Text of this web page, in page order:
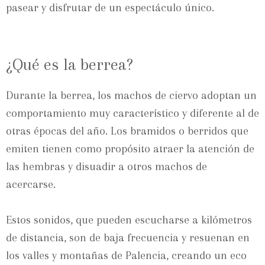
pasear y disfrutar de un espectáculo único.
¿Qué es la berrea?
Durante la berrea, los machos de ciervo adoptan un
comportamiento muy característico y diferente al de
otras épocas del año. Los bramidos o berridos que
emiten tienen como propósito atraer la atención de
las hembras y disuadir a otros machos de
acercarse.
Estos sonidos, que pueden escucharse a kilómetros
de distancia, son de baja frecuencia y resuenan en
los valles y montañas de Palencia, creando un eco